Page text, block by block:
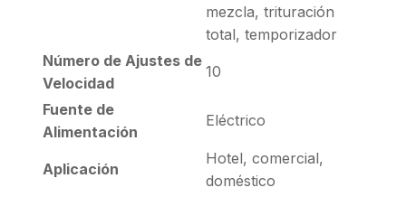
mezcla, trituración
total, temporizador
Número de Ajustes de
Velocidad
10
Fuente de
Alimentación
Eléctrico
Aplicación
Hotel, comercial,
doméstico